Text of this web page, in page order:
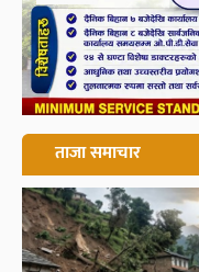
ताजा समाचार